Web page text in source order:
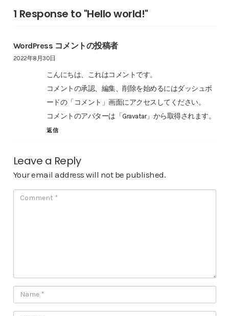
1 Response to "Hello world!"
WordPress コメントの投稿者
2022年8月30日
こんにちは、これはコメントです。
コメントの承認、編集、削除を始めるにはダッシュボ
ードの「コメント」画面にアクセスしてください。
コメントのアバターは「 Gravatar」から取得されます。
返信
Leave a Reply
Your email address will not be published.